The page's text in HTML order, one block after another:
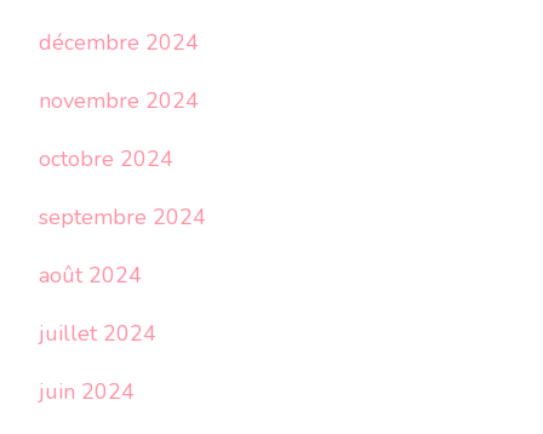
décembre 2024
novembre 2024
octobre 2024
septembre 2024
août 2024
juillet 2024
juin 2024